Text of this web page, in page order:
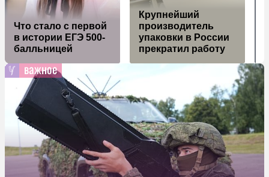
Что стало с первой
в истории ЕГЭ 500-
балльницей
Крупнейший
производитель
упаковки в России
прекратил работу
важное